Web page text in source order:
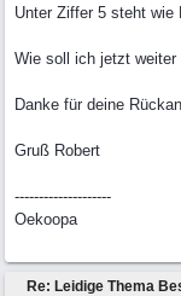
Unter Ziffer 5 steht wie
Wie soll ich jetzt weiter
Danke für deine
Gruß Robert
--------------------
Oekoopa